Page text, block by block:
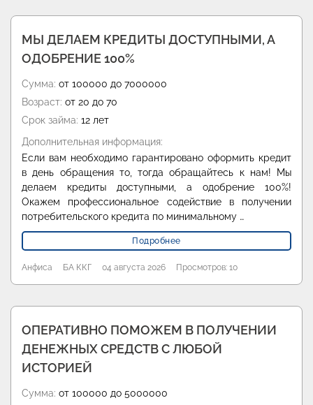
МЫ ДЕЛАЕМ КРЕДИТЫ ДОСТУПНЫМИ, А
ОДОБРЕНИЕ 100%
Сумма: от 100000 до 7000000
Возраст: от 20 до 70
Срок займа: 12 лет
Дополнительная информация:
Если вам необходимо гарантировано оформить кредит
в день обращения то, тогда обращайтесь к нам! Мы
делаем кредиты доступными, а одобрение 100%!
Окажем профессиональное содействие в получении
потребительского кредита по минимальному …
Подробнее
Анфиса БА ККГ 04 августа 2026 Просмотров: 10
ОПЕРАТИВНО ПОМОЖЕМ В ПОЛУЧЕНИИ
ДЕНЕЖНЫХ СРЕДСТВ С ЛЮБОЙ
ИСТОРИЕЙ
Сумма: от 100000 до 5000000